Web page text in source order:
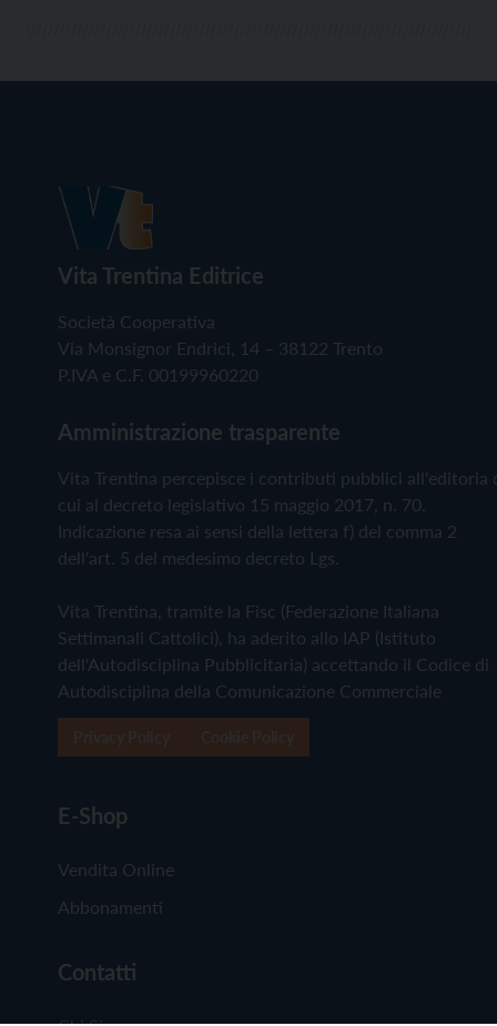
Vita Trentina Editrice
Società Cooperativa
Via Monsignor Endrici, 14 – 38122 Trento
P.IVA e C.F. 00199960220
Amministrazione trasparente
Vita Trentina percepisce i contributi pubblici all'editoria
cui al decreto legislativo 15 maggio 2017, n. 70.
Indicazione resa ai sensi della lettera f) del comma 2
dell'art. 5 del medesimo decreto Lgs.
Vita Trentina, tramite la Fisc (Federazione Italiana
Settimanali Cattolici), ha aderito allo IAP (Istituto
dell'Autodisciplina Pubblicitaria) accettando il Codice di
Autodisciplina della Comunicazione Commerciale
E-Shop
Vendita Online
Abbonamenti
Contatti